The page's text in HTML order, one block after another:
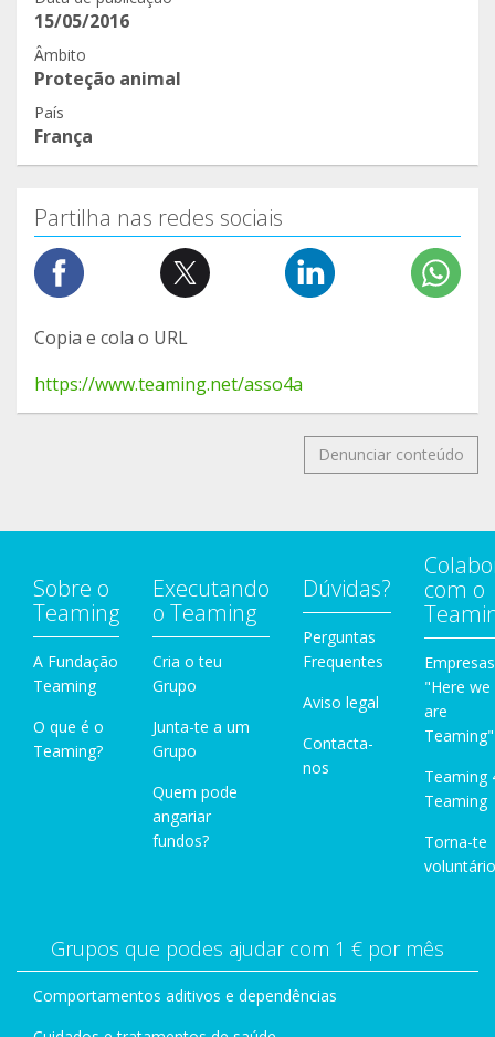
15/05/2016
Âmbito
Proteção animal
País
França
Partilha nas redes sociais
Copia e cola o URL
https://www.teaming.net/asso4a
Denunciar conteúdo
Sobre o
Teaming
A Fundação
Teaming
O que é o
Teaming?
Executando
o Teaming
Cria o teu
Grupo
Junta-te a um
Grupo
Quem pode
angariar
fundos?
Dúvidas?
Perguntas
Frequentes
Aviso legal
Contacta-
nos
com o
Empresas
"Here we
are
Teaming"
Teaming
Teaming
Torna-te
Grupos que podes ajudar com 1 € por mês
Comportamentos aditivos e dependências